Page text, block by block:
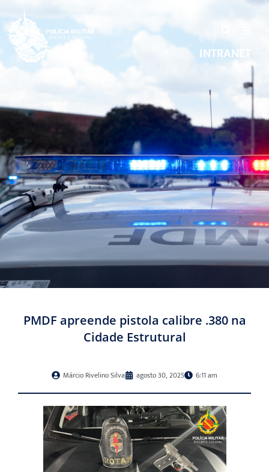
INTRANET
PMDF apreende pistola calibre .380 na
Cidade Estrutural
Márcio Rivelino Silva agosto 30, 2025 6:11 am